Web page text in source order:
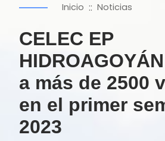
Inicio :: Noticias
CELEC EP
a más de 2500
en el primer
2023